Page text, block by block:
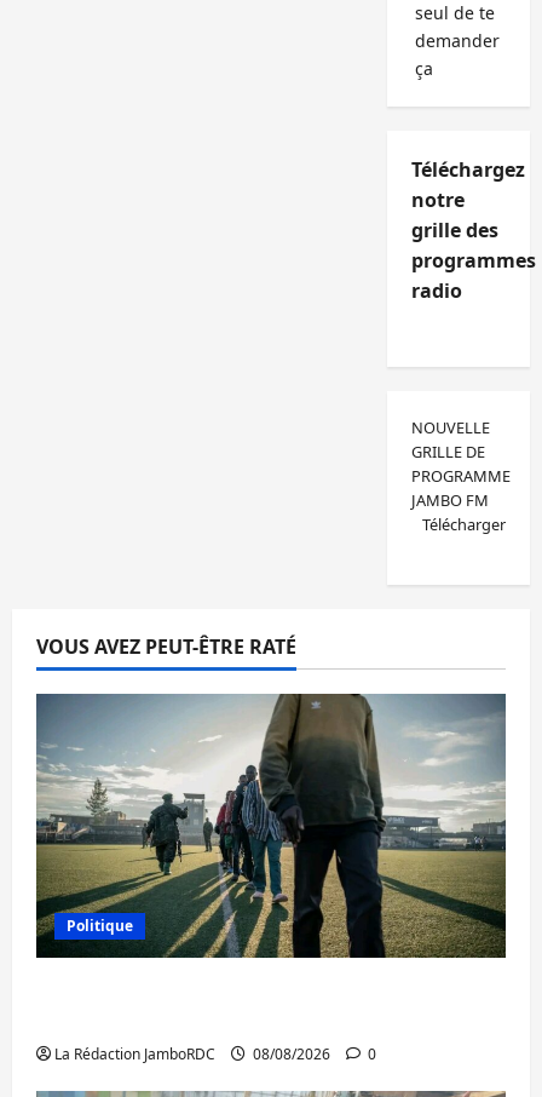
seul de te
demander
ça
Téléchargez
notre
grille des
programmes
radio
NOUVELLE
GRILLE DE
PROGRAMME
JAMBO FM
Télécharger
VOUS AVEZ PEUT-ÊTRE RATÉ
Politique
La Rédaction JamboRDC 08/08/2026 0